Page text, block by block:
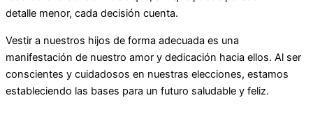
detalle menor, cada decisión cuenta.
Vestir a nuestros hijos de forma adecuada es una
manifestación de nuestro amor y dedicación hacia ellos. Al ser
conscientes y cuidadosos en nuestras elecciones, estamos
estableciendo las bases para un futuro saludable y feliz.